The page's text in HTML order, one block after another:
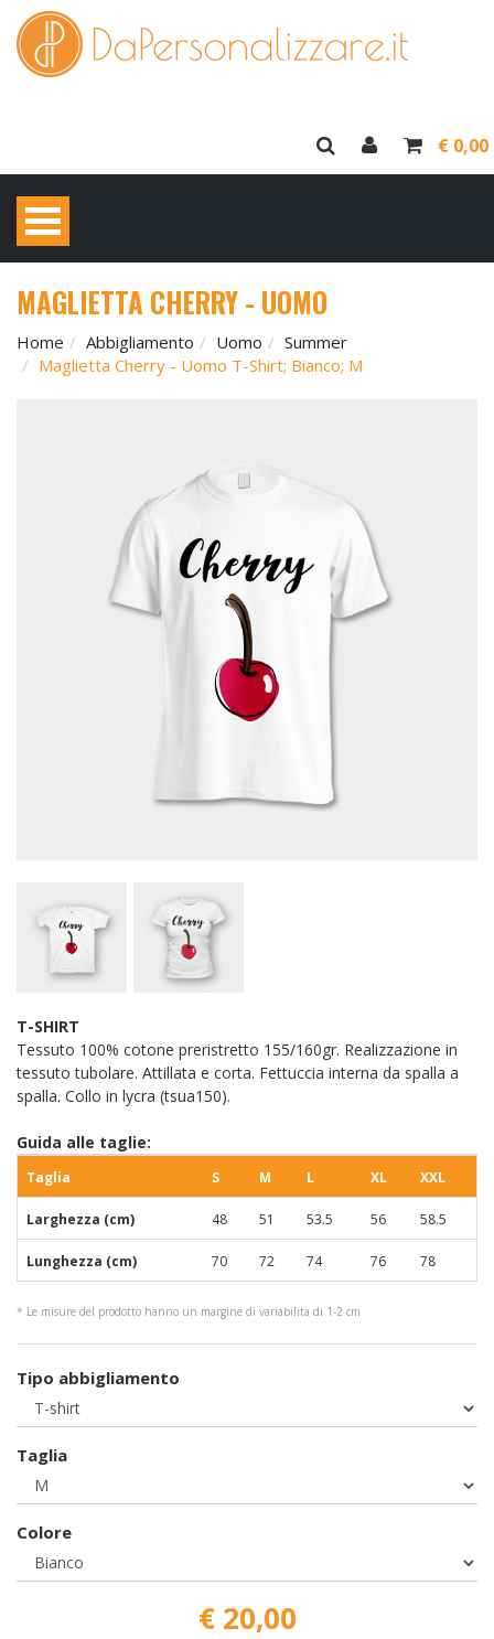
€ 0,00
MAGLIETTA CHERRY - UOMO
Home Abbigliamento Uomo
Summer
Maglietta Cherry - Uomo T-Shirt; Bianco; M
T-SHIRT
Tessuto 100% cotone preristretto 155/160gr. Realizzazione in
tessuto tubolare. Attillata e corta. Fettuccia interna da spalla a
spalla. Collo in lycra (tsua150).
Guida alle taglie:
Taglia S M L XL XXL
Larghezza (cm) 48 51 53.5 56 58.5
Lunghezza (cm) 70 72 74 76 78
* Le misure del prodotto hanno un margine di variabilità di 1-2 cm
Tipo abbigliamento
Taglia
Colore
€ 20,00